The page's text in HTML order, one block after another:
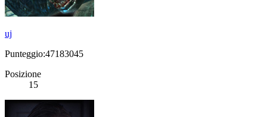
uj
Punteggio:47183045
Posizione
15